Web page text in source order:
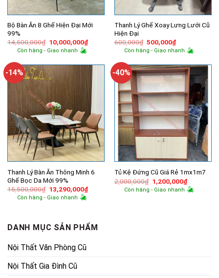
Bộ Bàn Ăn 8 Ghế Hiện Đại Mới
99%
14,500,000₫ Giá
gốc
là:
10,000,000₫Giá
hiện
10,000,000₫.
Còn hàng - Giao nhanh
Thanh Lý Ghế Xoay Lưng Lưới Cũ
Hiện Đại
600,000₫ Giá
gốc
là:
500,000₫Giá
hiện
tại
500,000₫.
Còn hàng - Giao nhanh
-14%
Thanh Lý Bàn Ăn Thông Minh 6
Ghế Bọc Da Mới 99%
15,500,000₫ Giá
gốc
là:
13,290,000₫Giá
hiện
Còn hàng - Giao nhanh
-40%
Tủ Kệ Đứng Cũ Giá Rẻ 1mx1m7
2,000,000₫ Giá
gốc
là:
1,200,000₫Giá
hiện
tại
Còn hàng - Giao nhanh
DANH MỤC SẢN PHẨM
Nội Thất Văn Phòng Cũ
Nội Thất Gia Đình Cũ